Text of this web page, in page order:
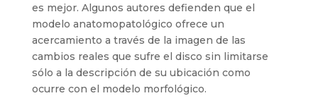
es mejor. Algunos autores defienden que el
modelo anatomopatológico ofrece un
acercamiento a través de la imagen de las
cambios reales que sufre el disco sin limitarse
sólo a la descripción de su ubicación como
ocurre con el modelo morfológico.